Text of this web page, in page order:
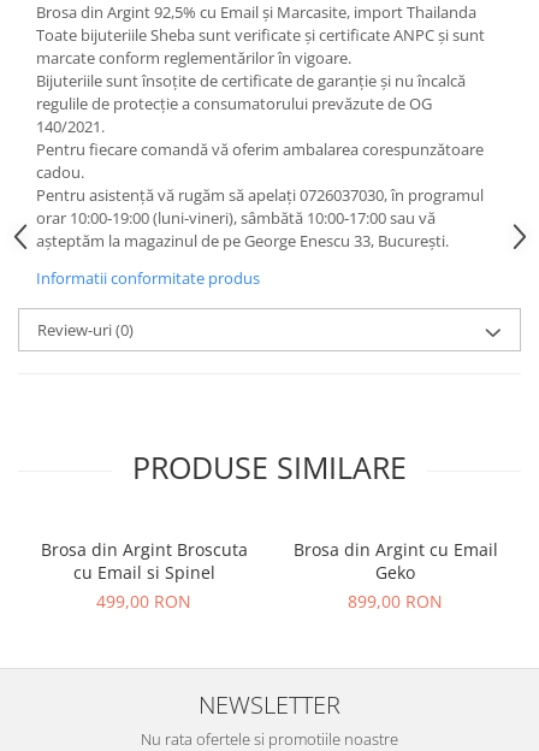
Brosa din Argint 92,5% cu Email și Marcasite, import Thailanda
Toate bijuteriile Sheba sunt verificate şi certificate ANPC și sunt
marcate conform reglementărilor în vigoare.
Bijuteriile sunt însoţite de certificate de garanţie și nu încalcă
regulile de protecție a consumatorului prevăzute de OG
140/2021.
Pentru fiecare comandă vă oferim ambalarea corespunzătoare
cadou.
Pentru asistență vă rugăm să apelați 0726037030, în programul
orar 10:00‐19:00 (luni‐vineri), sâmbătă 10:00‐17:00 sau vă
așteptăm la magazinul de pe George Enescu 33, București.
Informatii conformitate produs
Review-uri(0)
PRODUSE SIMILARE
Brosa din Argint Broscuta
cu Email si Spinel
499,00 RON
Brosa din Argint cu Email
Geko
899,00 RON
NEWSLETTER
Nu rata ofertele si promotiile noastre